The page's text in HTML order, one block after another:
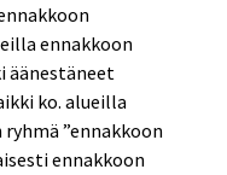
ennakkoon
äänestäneet
ko. alueilla
”ennakkoon
ennakkoon